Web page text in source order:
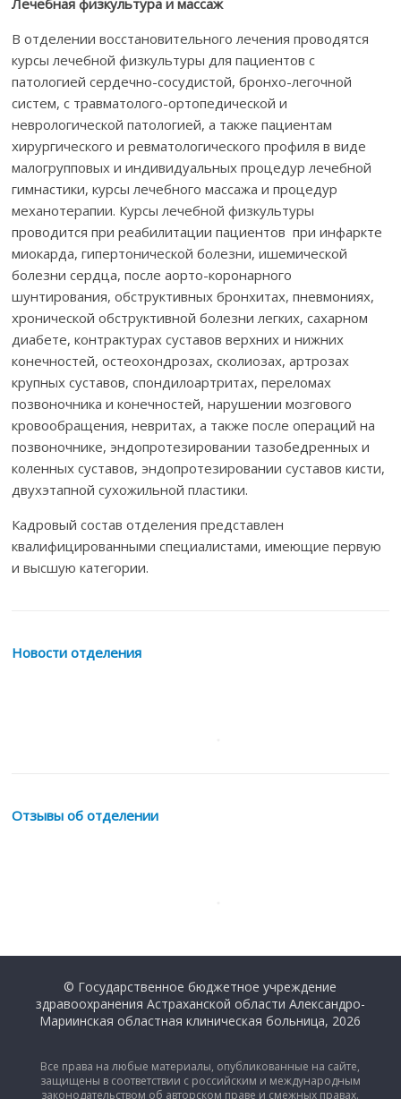
Лечебная физкультура и массаж
В отделении восстановительного лечения проводятся
курсы лечебной физкультуры для пациентов с
патологией сердечно-сосудистой, бронхо-легочной
систем, с травматолого-ортопедической и
неврологической патологией, а также пациентам
хирургического и ревматологического профиля в виде
малогрупповых и индивидуальных процедур лечебной
гимнастики, курсы лечебного массажа и процедур
механотерапии. Курсы лечебной физкультуры
проводится при реабилитации пациентов при инфаркте
миокарда, гипертонической болезни, ишемической
болезни сердца, после аорто-коронарного
шунтирования, обструктивных бронхитах, пневмониях,
хронической обструктивной болезни легких, сахарном
диабете, контрактурах суставов верхних и нижних
конечностей, остеохондрозах, сколиозах, артрозах
крупных суставов, спондилоартритах, переломах
позвоночника и конечностей, нарушении мозгового
кровообращения, невритах, а также после операций на
позвоночнике, эндопротезировании тазобедренных и
коленных суставов, эндопротезировании суставов кисти,
двухэтапной сухожильной пластики.
Кадровый состав отделения представлен
квалифицированными специалистами, имеющие первую
и высшую категории.
Новости отделения
Отзывы об отделении
© Государственное бюджетное учреждение
здравоохранения Астраханской области Александро-
Мариинская областная клиническая больница, 2026
Все права на любые материалы, опубликованные на сайте,
защищены в соответствии с российским и международным
законодательством об авторском праве и смежных правах.